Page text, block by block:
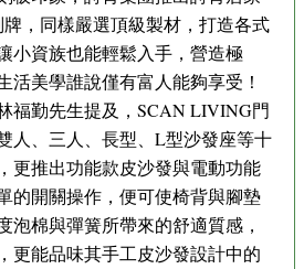
，同樣嚴選頂級製材，打造各式
小資族也能輕鬆入手，營造極
活美學誰說僅有富人能夠享受！
福勤先生提及，SCAN LIVING門
人、三人、長型、L型沙發座等十
更推出功能款皮沙發與電動功能
的開關操作，便可使椅背與腳墊
泡棉與彈簧所帶來的舒適質感，
更能品味其手工皮沙發設計中的